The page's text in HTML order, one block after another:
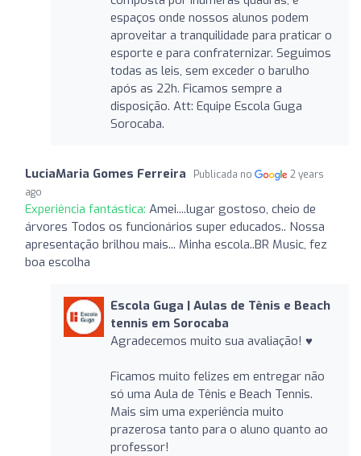
espaços onde nossos alunos podem
aproveitar a tranquilidade para praticar o
esporte e para confraternizar. Seguimos
todas as leis, sem exceder o barulho
após as 22h. Ficamos sempre a
disposição. Att: Equipe Escola Guga
Sorocaba.
LuciaMaria Gomes Ferreira Publicada no
2 years
ago
Experiência fantástica: Amei....lugar gostoso, cheio de
árvores Todos os funcionários super educados.. Nossa
apresentação brilhou mais... Minha escola..BR Music, fez
boa escolha
Escola Guga | Aulas de Tênis e Beach
tennis em Sorocaba
Agradecemos muito sua avaliação! ♥️
Ficamos muito felizes em entregar não
só uma Aula de Tênis e Beach Tennis.
Mais sim uma experiência muito
prazerosa tanto para o aluno quanto ao
professor!